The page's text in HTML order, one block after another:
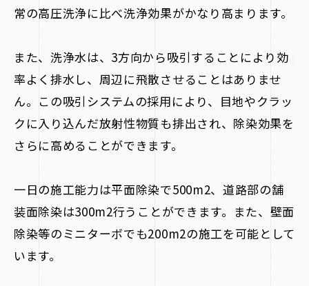
常の高圧洗浄に比べ洗浄効果がかなり高まります。
また、洗浄水は、3方向から吸引することにより効
率よく排水し、周辺に飛散させることはありませ
ん。この吸引システムの採用により、目地やクラッ
クに入り込んだ放射性物質も排出され、除染効果を
さらに高めることができます。
一日の施工能力は平面除染で500m2、道路部の舗
装面除染は300m2行うことができます。また、壁面
除染等のミニターボでも200m2の施工を可能として
います。